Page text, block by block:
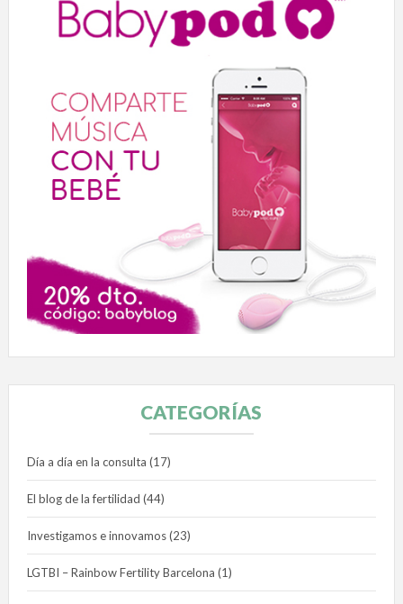
CATEGORÍAS
Día a día en la consulta (17)
El blog de la fertilidad (44)
Investigamos e innovamos(23)
LGTBI – Rainbow Fertility Barcelona (1)